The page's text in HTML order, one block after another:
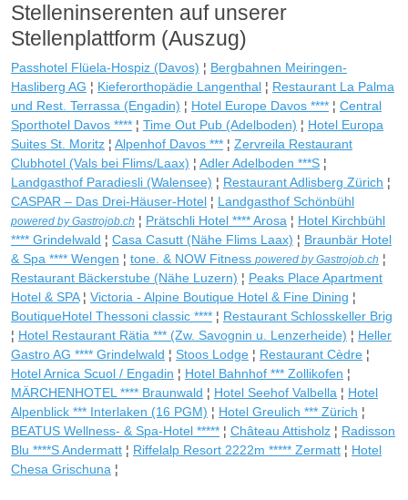
Stelleninserenten auf unserer
Stellenplattform (Auszug)
Passhotel Flüela-Hospiz (Davos) ¦ Bergbahnen Meiringen-
Hasliberg AG ¦ Kieferorthopädie Langenthal ¦ Restaurant La Palma
und Rest. Terrassa (Engadin) ¦ Hotel Europe Davos **** ¦ Central
Sporthotel Davos **** ¦ Time Out Pub (Adelboden) ¦ Hotel Europa
Suites St. Moritz ¦ Alpenhof Davos *** ¦ Zervreila Restaurant
Clubhotel (Vals bei Flims/Laax) ¦ Adler Adelboden ***S ¦
Landgasthof Paradiesli (Walensee) ¦ Restaurant Adlisberg Zürich ¦
CASPAR – Das Drei-Häuser-Hotel ¦ Landgasthof Schönbühl
powered by Gastrojob.ch ¦ Prätschli Hotel **** Arosa ¦ Hotel Kirchbühl
**** Grindelwald ¦ Casa Casutt (Nähe Flims Laax) ¦ Braunbär Hotel
& Spa **** Wengen ¦ tone. & NOW Fitness powered by Gastrojob.ch ¦
Restaurant Bäckerstube (Nähe Luzern) ¦ Peaks Place Apartment
Hotel & SPA¦ Victoria - Alpine Boutique Hotel & Fine Dining ¦
BoutiqueHotel Thessoni classic **** ¦ Restaurant Schlosskeller Brig
¦ Hotel Restaurant Rätia *** (Zw. Savognin u. Lenzerheide) ¦ Heller
Gastro AG **** Grindelwald ¦ Stoos Lodge ¦ Restaurant Cèdre ¦
Hotel Arnica Scuol / Engadin ¦ Hotel Bahnhof *** Zollikofen ¦
MÄRCHENHOTEL **** Braunwald ¦ Hotel Seehof Valbella ¦ Hotel
Alpenblick *** Interlaken (16 PGM) ¦ Hotel Greulich *** Zürich ¦
BEATUS Wellness- & Spa-Hotel ***** ¦ Château Attisholz ¦ Radisson
Blu ****S Andermatt ¦ Riffelalp Resort 2222m ***** Zermatt ¦ Hotel
Chesa Grischuna ¦